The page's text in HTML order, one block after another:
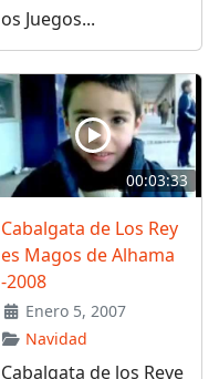
os Juegos...
00:03:33
Cabalgata de Los Rey
es Magos de Alhama
-2008
Enero 5, 2007
Navidad
Cabalgata de los Reye